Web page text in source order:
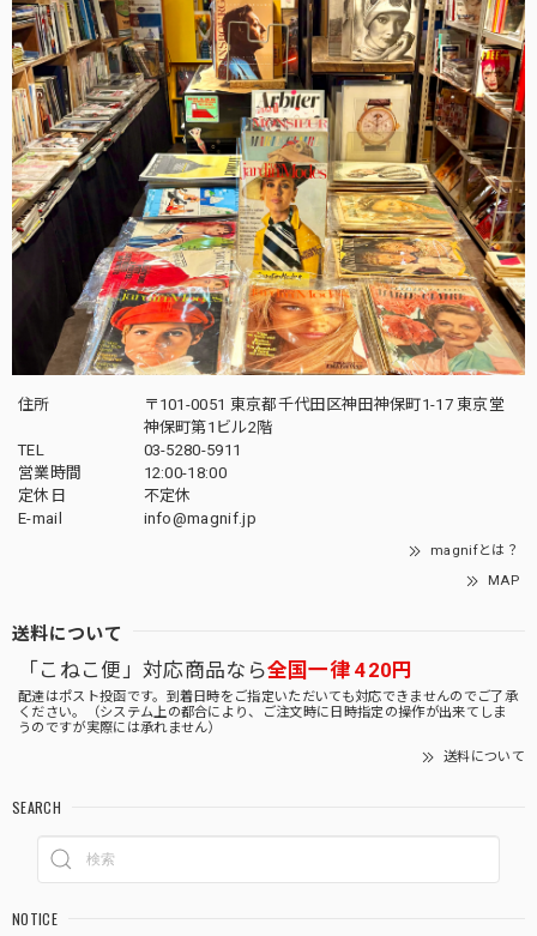
住所
〒101-0051 東京都千代田区神田神保町1-17 東京堂
神保町第1ビル2階
TEL
03-5280-5911
営業時間
12:00-18:00
定休日
不定休
E-mail
info@magnif.jp
magnifとは？
MAP
送料について
「こねこ便」対応商品なら全国一律 420円
配達はポスト投函です。到着日時をご指定いただいても対応できませんのでご了承
ください。（システム上の都合により、ご注文時に日時指定の操作が出来てしま
うのですが実際には承れません）
送料について
SEARCH
NOTICE